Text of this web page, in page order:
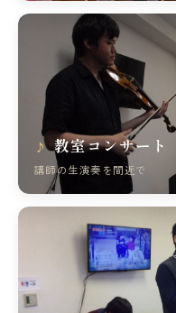
教室コンサート
講師の生演奏を間近で